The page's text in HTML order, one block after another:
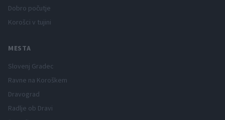
Dobro počutje
Korošci v tujini
MESTA
Slovenj Gradec
Ravne na Koroškem
Dravograd
Radlje ob Dravi